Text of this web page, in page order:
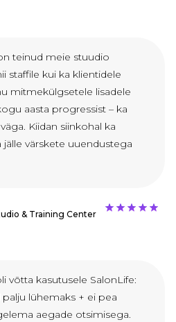
teinud meie stuudio
staffile kui ka klientidele
mitmekülgsetele lisadele
aasta progressist – ka
Kiidan siinkohal ka
jälle värskete uuendustega
& Training Center
võtta kasutusele SalonLife:
lühemaks + ei pea
aegade otsimisega.